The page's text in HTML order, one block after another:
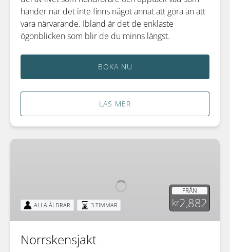
händer när det inte finns något annat att göra än att
vara närvarande. Ibland är det de enklaste
ögonblicken som blir de du minns längst.
BOKA NU
LÄS MER
Norrskensjakt
FRÅN
kr2,882
ALLA ÅLDRAR 3 TIMMAR
Norrskensjakt